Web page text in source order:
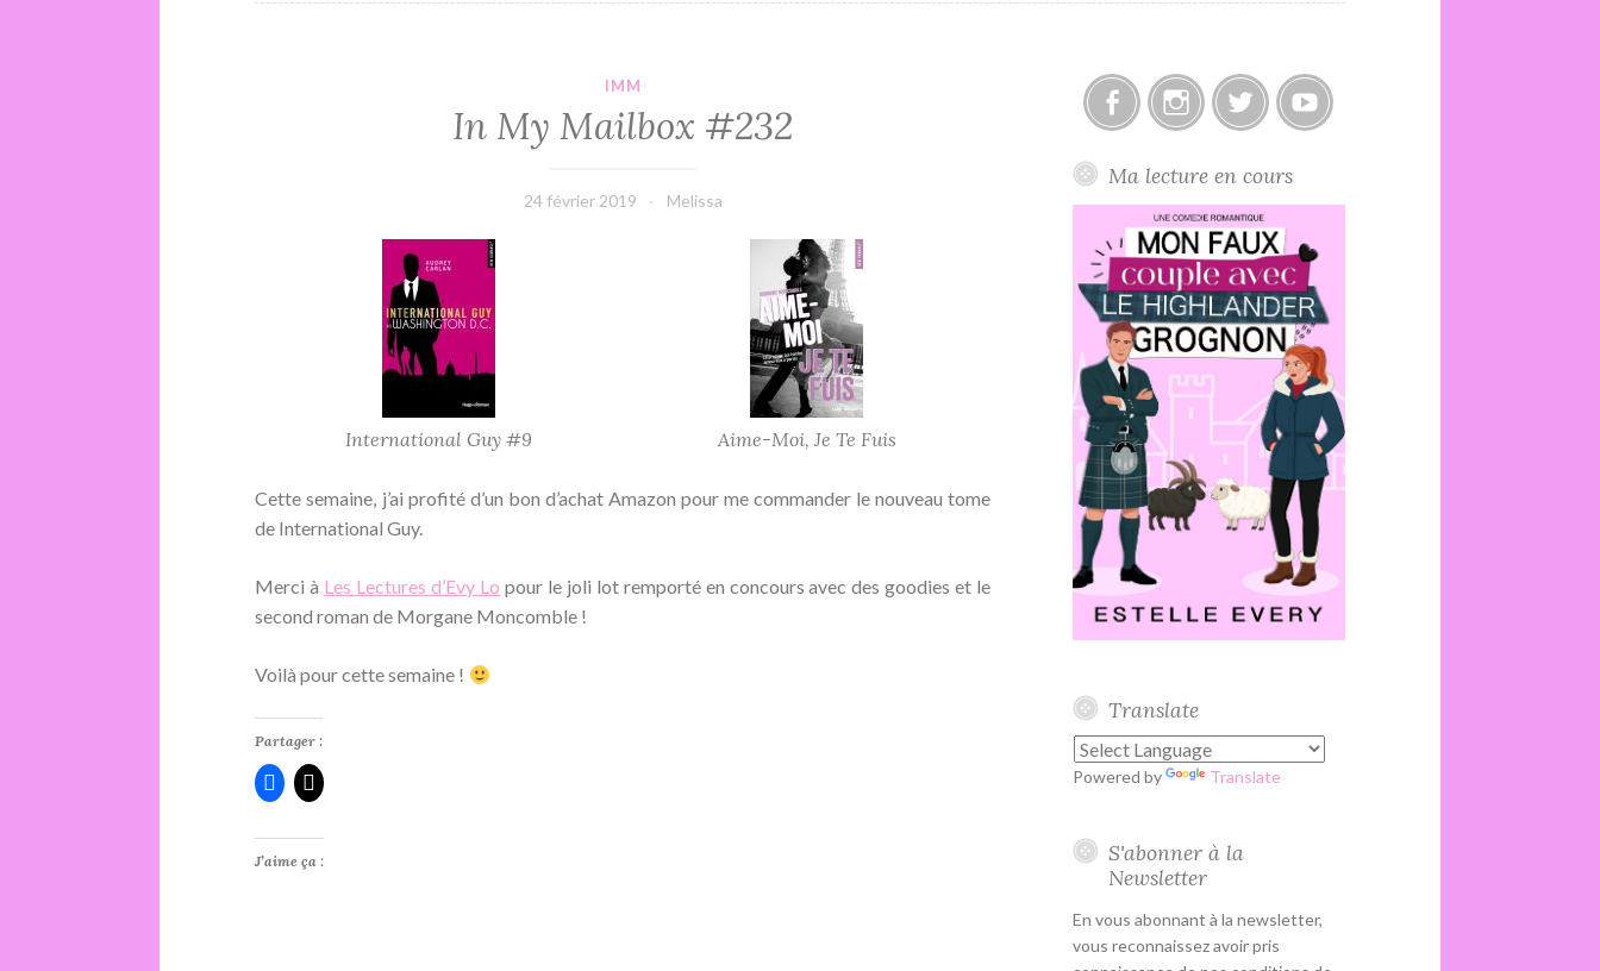
IMM
In My Mailbox #232
24 février 2019 Melissa
International Guy #9 Aime-Moi, Je Te Fuis
Cette semaine, j’ai profité d’un bon d’achat Amazon pour me commander le nouveau tome
de International Guy.
Merci à Les Lectures d’Evy Lo pour le joli lot remporté en concours avec des goodies et le
second roman de Morgane Moncomble !
Voilà pour cette semaine !
Partager :
J’aime ça :
Ma lecture en cours
Translate
Powered by Translate
S'abonner à la
Newsletter
En vous abonnant à la newsletter,
vous reconnaissez avoir pris